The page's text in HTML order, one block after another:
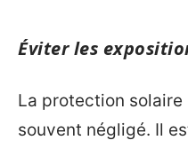
Éviter les
La protection
souvent négligé. Il